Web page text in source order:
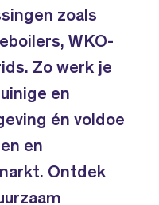
zoals
WKO-
Zo werk je
en
én voldoe
en
Ontdek